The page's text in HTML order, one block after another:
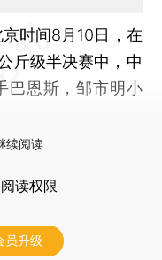
时间8月10日，在
斤级半决赛中，中
巴恩斯，邹市明小
续阅读
读权限
员升级